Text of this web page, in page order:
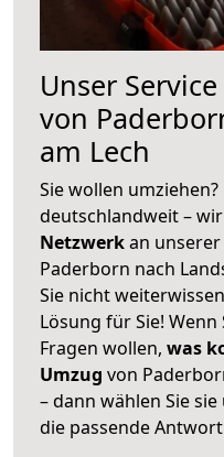
Unser
von
am Lech
Sie wollen
deutschlandweit –
Netzwerkan unserer
Paderborn nach
Sie nicht
Lösung für Sie!
Fragen wollen, was
Umzug von
– dann wählen Sie
die passende